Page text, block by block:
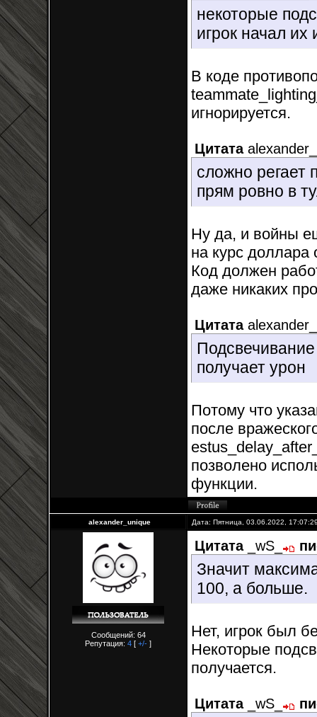
некоторые
игрок начал их
В коде
игнорируется.
Цитата
сложно регает
прям ровно в
Ну да, и войны
на курс доллара
Код должен
даже никаких
Цитата
Подсвечивание
получает урон
Потому что
после
позволено
функции.
alexander_unique Дата: Пятница, 03.06.2022,
Сообщений: 64
Репутация: 4 [ +/- ]
Цитата _wS_
Значит
100, а больше.
Нет, игрок был
Некоторые
получается.
Цитата _wS_